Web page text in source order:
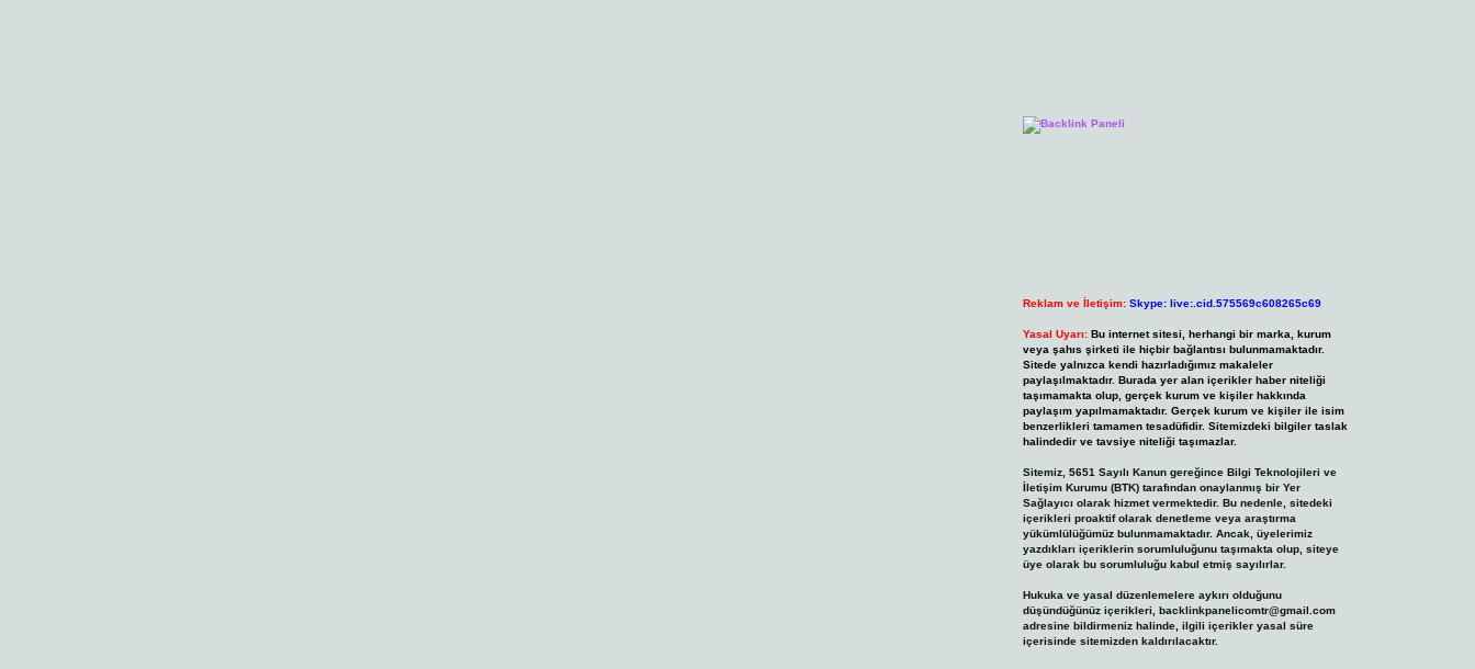
Reklam ve İletişim: Skype: live:.cid.575569c608265c69
Yasal Uyarı: Bu internet sitesi, herhangi bir marka, kurum
veya şahıs şirketi ile hiçbir bağlantısı bulunmamaktadır.
Sitede yalnızca kendi hazırladığımız makaleler
paylaşılmaktadır. Burada yer alan içerikler haber niteliği
taşımamakta olup, gerçek kurum ve kişiler hakkında
paylaşım yapılmamaktadır. Gerçek kurum ve kişiler ile isim
benzerlikleri tamamen tesadüfidir. Sitemizdeki bilgiler taslak
halindedir ve tavsiye niteliği taşımazlar.
Sitemiz, 5651 Sayılı Kanun gereğince Bilgi Teknolojileri ve
İletişim Kurumu (BTK) tarafından onaylanmış bir Yer
Sağlayıcı olarak hizmet vermektedir. Bu nedenle, sitedeki
içerikleri proaktif olarak denetleme veya araştırma
yükümlülüğümüz bulunmamaktadır. Ancak, üyelerimiz
yazdıkları içeriklerin sorumluluğunu taşımakta olup, siteye
üye olarak bu sorumluluğu kabul etmiş sayılırlar.
Hukuka ve yasal düzenlemelere aykırı olduğunu
düşündüğünüz içerikleri, backlinkpanelicomtr@gmail.com
adresine bildirmeniz halinde, ilgili içerikler yasal süre
içerisinde sitemizden kaldırılacaktır.